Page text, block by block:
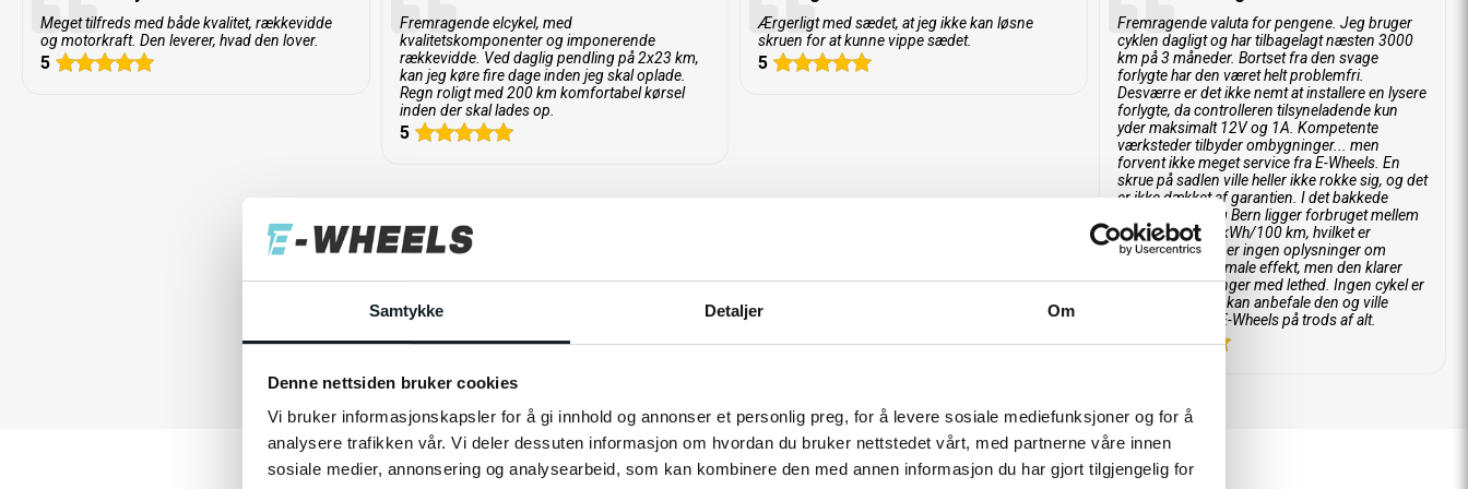
Samtykke Detaljer Om
Denne nettsiden bruker cookies
Vi bruker informasjonskapsler for å gi innhold og annonser et personlig preg, for å levere sosiale mediefunksjoner og for å
analysere trafikken vår. Vi deler dessuten informasjon om hvordan du bruker nettstedet vårt, med partnerne våre innen
sosiale medier, annonsering og analysearbeid, som kan kombinere den med annen informasjon du har gjort tilgjengelig for
Cyklen leveres med Shimanos innovative gearsystem kaldet Shimano CUES. Integreret
er også det revolutionerende LINKGLIDE-drivsystem, som giver mere jævne og bløde
gearskift samt øger slidstyrken med ca. 300%. CUES er udviklet specielt til elcykler,
som har større belastning på gear og drivsystem end traditionelle cykler. Shimano
CUES kombineret med LINKGLIDE giver ikke kun enestående brugervenlighed og
Meget tilfreds med både kvalitet, rækkevidde
og motorkraft. Den leverer, hvad den lover.
5
Fremragende elcykel, med
kvalitetskomponenter og imponerende
rækkevidde. Ved daglig pendling på 2x23 km,
kan jeg køre fire dage inden jeg skal oplade.
Regn roligt med 200 km komfortabel kørsel
inden der skal lades op.
5
Ærgerligt med sædet, at jeg ikke kan løsne
skruen for at kunne vippe sædet.
5
Fremragende valuta for pengene. Jeg bruger
cyklen dagligt og har tilbagelagt næsten 3000
km på 3 måneder. Bortset fra den svage
forlygte har den været helt problemfri.
Desværre er det ikke nemt at installere en lysere
forlygte, da controlleren tilsyneladende kun
yder maksimalt 12V og 1A. Kompetente
værksteder tilbyder ombygninger... men
forvent ikke meget service fra E-Wheels. En
skrue på sadlen ville heller ikke rokke sig, og det
er ikke dækket af garantien. I det bakkede
område omkring Bern ligger forbruget mellem
0,700 og 0,900 kWh/100 km, hvilket er
acceptabelt. Der er ingen oplysninger om
motorens maksimale effekt, men den klarer
selv stejle stigninger med lethed. Ingen cykel er
perfekt, men jeg kan anbefale den og ville
stadig købe fra E-Wheels på trods af alt.
5